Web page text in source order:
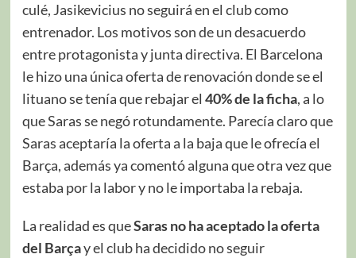
culé, Jasikevicius no seguirá en el club como
entrenador. Los motivos son de un desacuerdo
entre protagonista y junta directiva. El Barcelona
le hizo una única oferta de renovación donde se el
lituano se tenía que rebajar el 40% de la ficha, a lo
que Saras se negó rotundamente. Parecía claro que
Saras aceptaría la oferta a la baja que le ofrecía el
Barça, además ya comentó alguna que otra vez que
estaba por la labor y no le importaba la rebaja.
La realidad es queSaras no ha aceptado la oferta
del Barçay el club ha decidido no seguir